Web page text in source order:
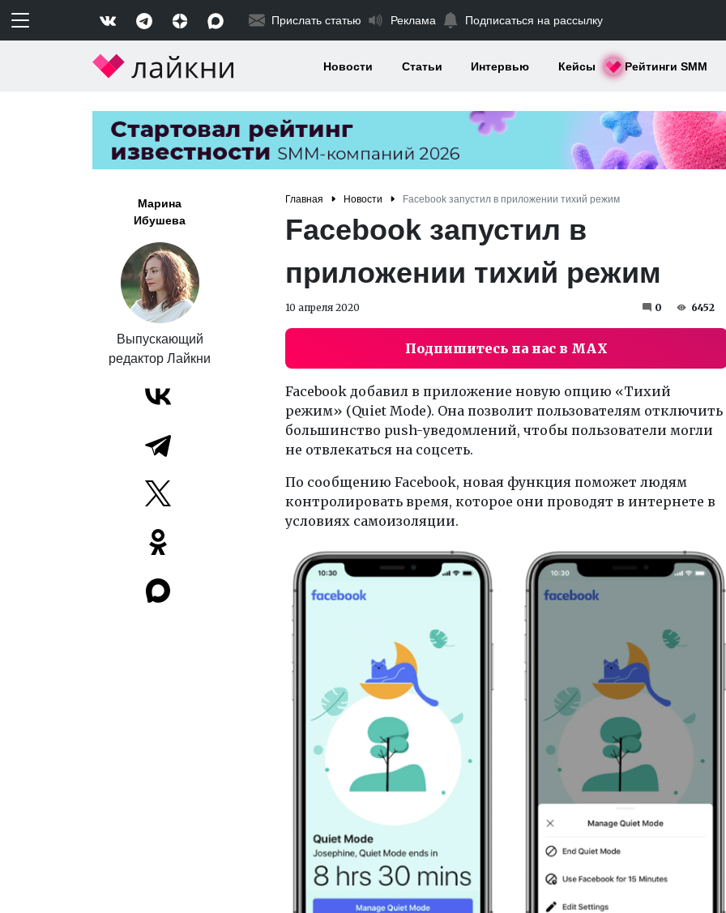
Прислать статью Реклама Подписаться на рассылку
Новости Статьи Интервью Кейсы Рейтинги SMM
Марина
Ибушева
Выпускающий
редактор Лайкни
Главная Новости Facebook запустил в приложении тихий режим
Facebook запустил в
приложении тихий режим
10 апреля 2020 0 6452
Подпишитесь на нас в MAX
Facebook добавил в приложение новую опцию «Тихий
режим» (Quiet Mode). Она позволит пользователям отключить
большинство push-уведомлений, чтобы пользователи могли
не отвлекаться на соцсеть.
По сообщению Facebook, новая функция поможет людям
контролировать время, которое они проводят в интернете в
условиях самоизоляции.